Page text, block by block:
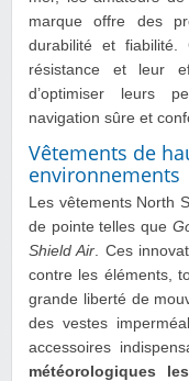
marque offre des
durabilité et
résistance et leur
d’optimiser leurs
navigation sûre et
Vêtements de
environnements
Les vêtements North
de pointe telles que
Shield Air . Ces
contre les éléments,
grande liberté de
des vestes
accessoires
météorologiques